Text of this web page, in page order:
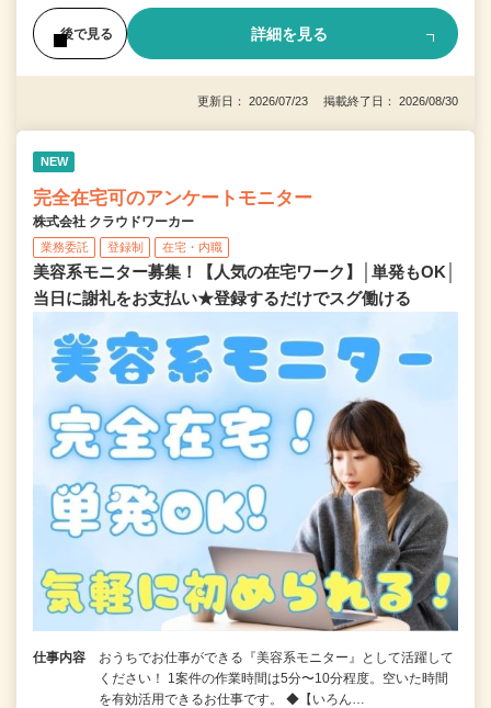
後で見る 詳細を見る
更新日： 2026/07/23 掲載終了日： 2026/08/30
NEW
完全在宅可のアンケートモニター
株式会社 クラウドワーカー
業務委託 登録制 在宅・内職
美容系モニター募集！【人気の在宅ワーク】│単発もOK│
当日に謝礼をお支払い★登録するだけでスグ働ける
仕事内容
おうちでお仕事ができる『美容系モニター』として活躍して
ください！ 1案件の作業時間は5分〜10分程度。空いた時間
を有効活用できるお仕事です。 ◆【いろん…